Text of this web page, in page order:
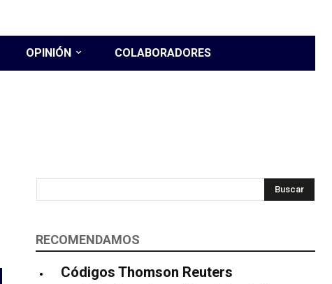
OPINIÓN COLABORADORES
Buscar
RECOMENDAMOS
Códigos Thomson Reuters